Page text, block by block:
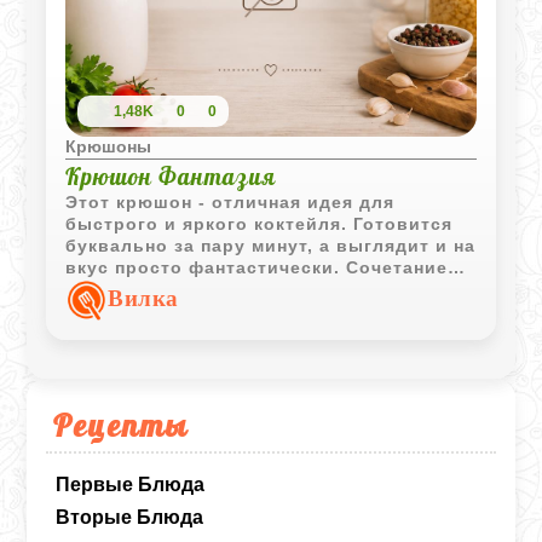
Рецепты
Первые Блюда
Вторые Блюда
1,48K 0 0
Крюшоны
Крюшон Фантазия
Этот крюшон - отличная идея для
быстрого и яркого коктейля. Готовится
буквально за пару минут, а выглядит и на
вкус просто фантастически. Сочетание
портвейна и сладкого десертного вина
отлично балансируется кислинкой
Вилка